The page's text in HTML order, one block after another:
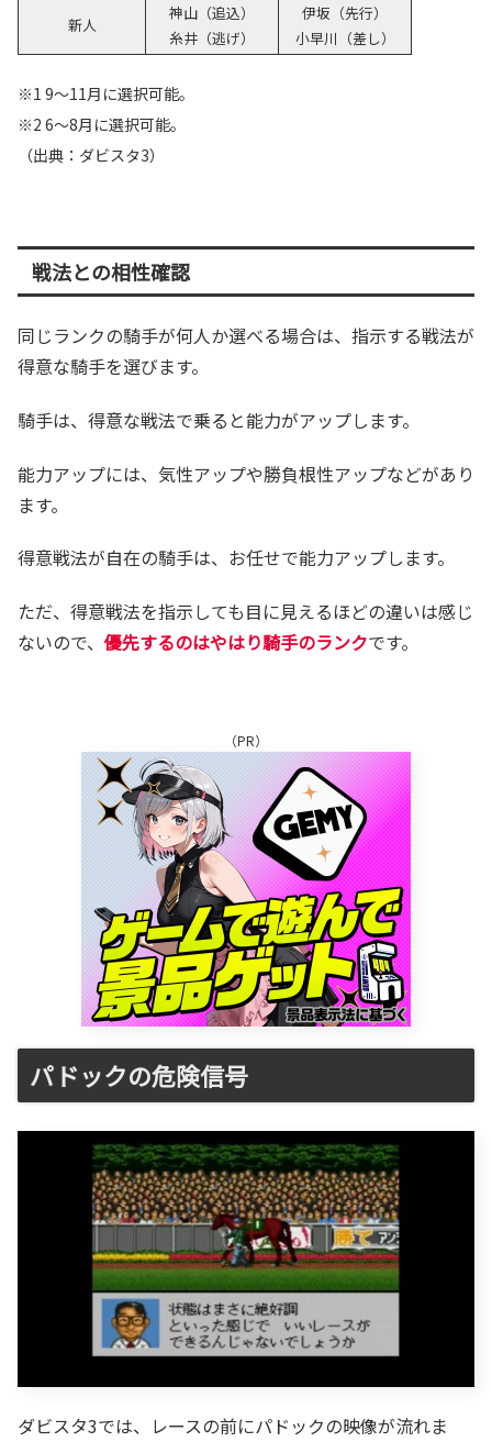
新人
神山（追込）
糸井（逃げ）
伊坂（先行）
小早川（差し）
※1 9～11月に選択可能。
※2 6～8月に選択可能。
（出典：ダビスタ3）
戦法との相性確認
同じランクの騎手が何人か選べる場合は、指示する戦法が
得意な騎手を選びます。
騎手は、得意な戦法で乗ると能力がアップします。
能力アップには、気性アップや勝負根性アップなどがあり
ます。
得意戦法が自在の騎手は、お任せで能力アップします。
ただ、得意戦法を指示しても目に見えるほどの違いは感じ
ないので、 優先するのはやはり騎手のランクです。
（PR）
パドックの危険信号
ダビスタ3では、レースの前にパドックの映像が流れま